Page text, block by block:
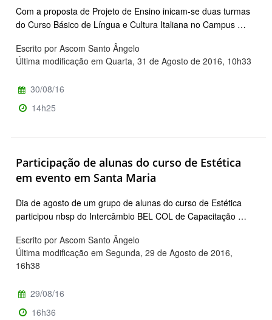
Com a proposta de Projeto de Ensino inicam-se duas turmas
do Curso Básico de Língua e Cultura Italiana no Campus …
Escrito por Ascom Santo Ângelo
Última modificação em Quarta, 31 de Agosto de 2016, 10h33
30/08/16
14h25
Participação de alunas do curso de Estética
em evento em Santa Maria
Dia de agosto de um grupo de alunas do curso de Estética
participou nbsp do Intercâmbio BEL COL de Capacitação …
Escrito por Ascom Santo Ângelo
Última modificação em Segunda, 29 de Agosto de 2016,
16h38
29/08/16
16h36